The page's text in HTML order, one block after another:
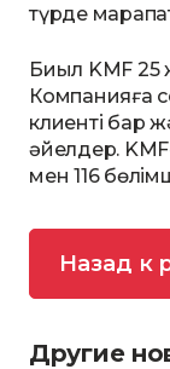
түрде
Биыл KMF 25
Компанияға
клиенті бар
әйелдер.
мен 116
Назад к
Другие